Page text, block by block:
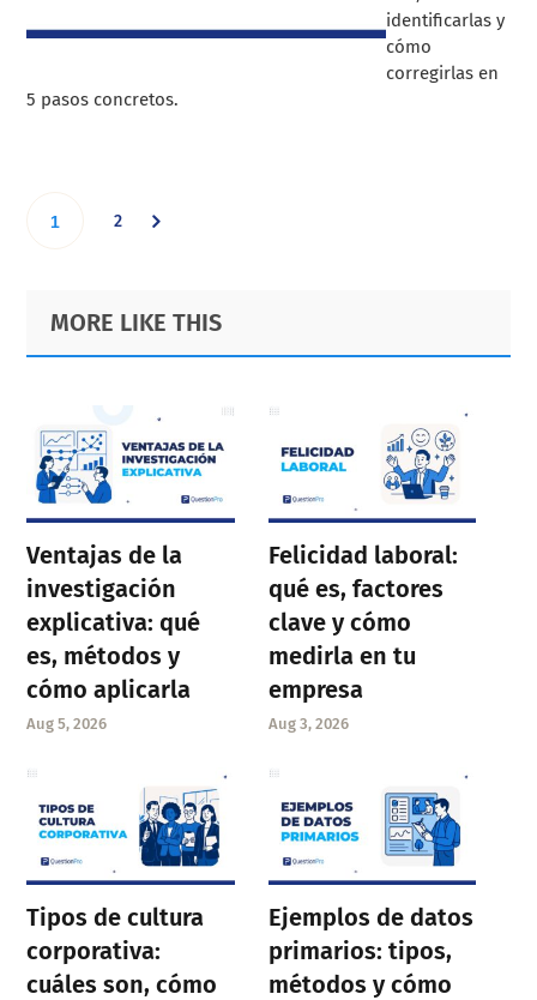
identificarlas y
cómo
corregirlas en
5 pasos concretos.
Go
page
1 Go
page
2
Primary
Sidebar
Footer
MORE LIKE THIS
Ventajas de la
investigación
explicativa: qué
es, métodos y
cómo aplicarla
Aug 5, 2026
Felicidad laboral:
qué es, factores
clave y cómo
medirla en tu
empresa
Aug 3, 2026
Tipos de cultura
corporativa:
cuáles son, cómo
Ejemplos de datos
primarios: tipos,
métodos y cómo